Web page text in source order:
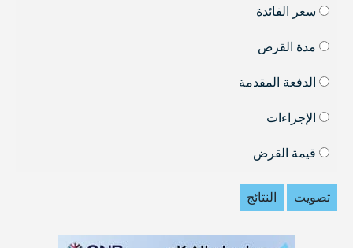
سعر الفائدة
مدة القرض
الدفعة المقدمة
الإجراءات
قيمة القرض
تصويت النتائج